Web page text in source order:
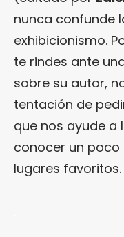
nunca confunde
exhibicionismo.
te rindes ante
sobre su autor,
tentación de
que nos ayude a
conocer un
lugares favoritos.